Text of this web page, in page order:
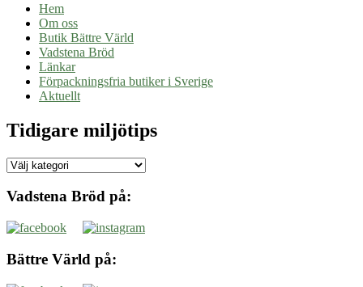
Hem
Om oss
Butik Bättre Värld
Vadstena Bröd
Länkar
Förpackningsfria butiker i Sverige
Aktuellt
Tidigare miljötips
Tidigare
Vadstena Bröd på:
Bättre Värld på: